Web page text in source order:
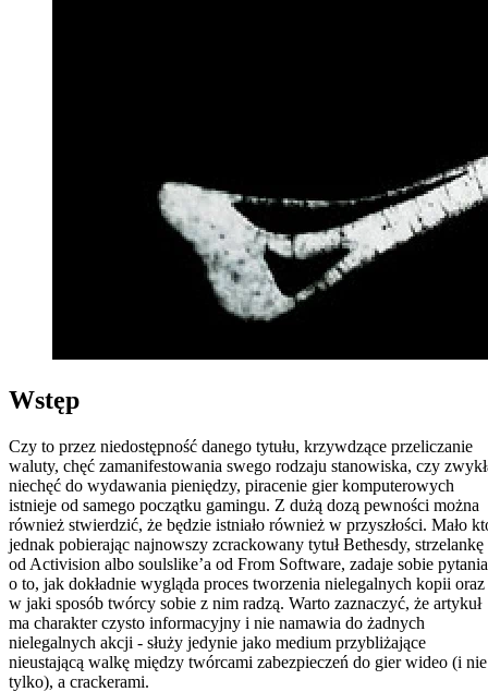
Wstęp
Czy to przez niedostępność danego tytułu, krzywdzące przeliczanie
waluty, chęć zamanifestowania swego rodzaju stanowiska, czy
niechęć do wydawania pieniędzy, piracenie gier komputerowych
istnieje od samego początku gamingu. Z dużą dozą pewności można
również stwierdzić, że będzie istniało również w przyszłości. Mało
jednak pobierając najnowszy zcrackowany tytuł Bethesdy, strzelankę
od Activision albo soulslike’a od From Software, zadaje sobie pytania
o to, jak dokładnie wygląda proces tworzenia nielegalnych kopii oraz
w jaki sposób twórcy sobie z nim radzą. Warto zaznaczyć, że artykuł
ma charakter czysto informacyjny i nie namawia do żadnych
nielegalnych akcji - służy jedynie jako medium przybliżające
nieustającą walkę między twórcami zabezpieczeń do gier wideo (i nie
tylko), a crackerami.